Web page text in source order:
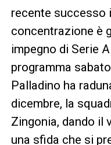
recente successo
concentrazione è
impegno di Serie
programma
Palladino ha
dicembre, la
Zingonia, dando il
una sfida che si